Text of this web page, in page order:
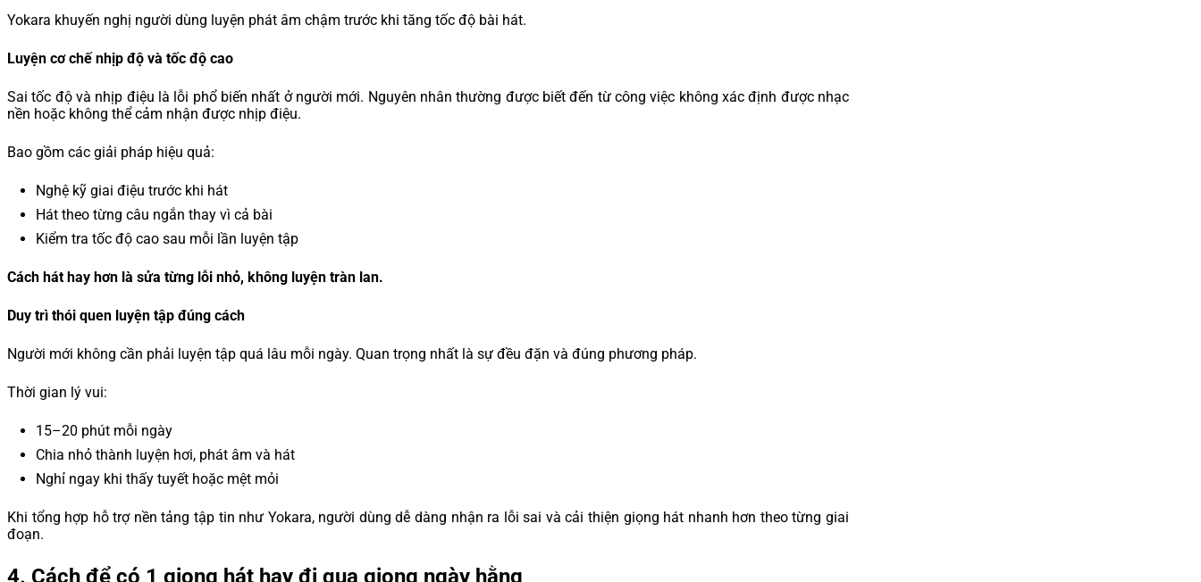
Yokara khuyến nghị người dùng luyện phát âm chậm trước khi tăng tốc độ bài hát.
Luyện cơ chế nhịp độ và tốc độ cao
Sai tốc độ và nhịp điệu là lỗi phổ biến nhất ở người mới. Nguyên nhân thường được biết đến từ công việc không xác định được nhạc
nền hoặc không thể cảm nhận được nhịp điệu.
Bao gồm các giải pháp hiệu quả:
Nghệ kỹ giai điệu trước khi hát
Hát theo từng câu ngắn thay vì cả bài
Kiểm tra tốc độ cao sau mỗi lần luyện tập
Cách hát hay hơn là sửa từng lỗi nhỏ, không luyện tràn lan.
Duy trì thói quen luyện tập đúng cách
Người mới không cần phải luyện tập quá lâu mỗi ngày. Quan trọng nhất là sự đều đặn và đúng phương pháp.
Thời gian lý vui:
15–20 phút mỗi ngày
Chia nhỏ thành luyện hơi, phát âm và hát
Nghỉ ngay khi thấy tuyết hoặc mệt mỏi
Khi tổng hợp hỗ trợ nền tảng tập tin như Yokara, người dùng dễ dàng nhận ra lỗi sai và cải thiện giọng hát nhanh hơn theo từng giai
đoạn.
4. Cách để có 1 giọng hát hay đi qua giọng ngày hằng